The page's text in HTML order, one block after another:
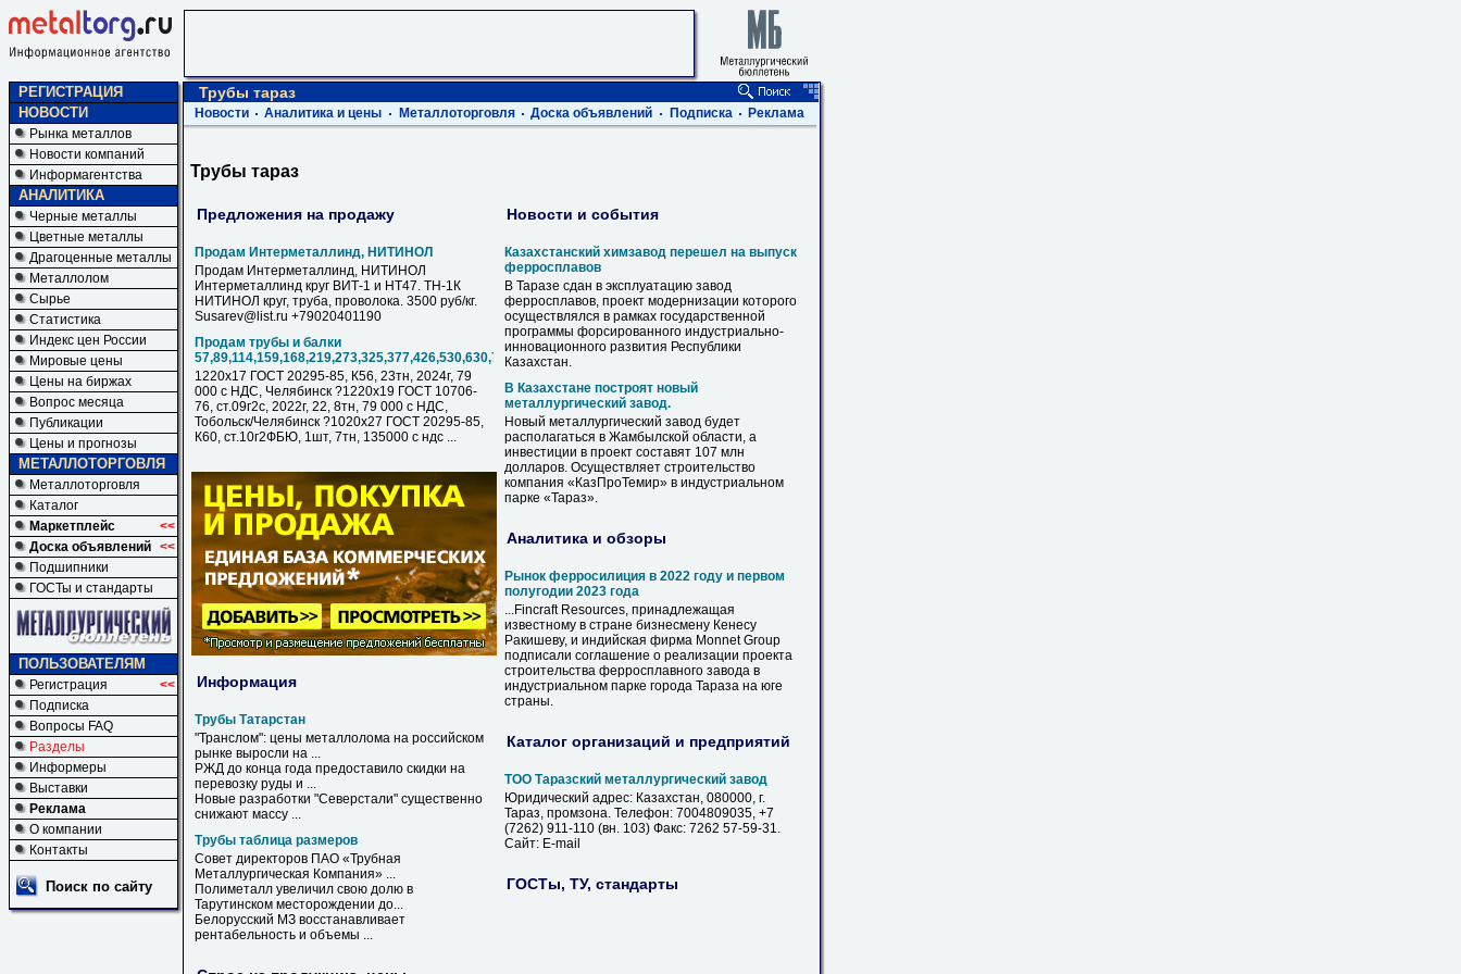
РЕГИСТРАЦИЯ
НОВОСТИ
Рынка металлов
Новости компаний
Информагентства
АНАЛИТИКА
Черные металлы
Цветные металлы
Драгоценные металлы
Металлолом
Сырье
Статистика
Индекс цен России
Мировые цены
Цены на биржах
Вопрос месяца
Публикации
Цены и прогнозы
МЕТАЛЛОТОРГОВЛЯ
Металлоторговля
Каталог
Маркетплейс
<<
Доска объявлений <<
Подшипники
ГОСТы и стандарты
ПОЛЬЗОВАТЕЛЯМ
Регистрация
<<
Подписка
Вопросы FAQ
Разделы
Информеры
Выставки
Реклама
О компании
Контакты
Поиск по сайту
Трубы тараз
Новости Аналитика и цены Металлоторговля Доска объявлений Подписка Реклама
Трубы тараз
Предложения на продажу
Продам Интерметаллинд, НИТИНОЛ
Продам Интерметаллинд, НИТИНОЛ
Интерметаллинд круг ВИТ-1 и НТ47. ТН-1К
НИТИНОЛ круг, труба, проволока. 3500 руб/кг.
Susarev@list.ru +79020401190
Продам трубы и балки
57,89,114,159,168,219,273,325,377,426,530,630,720,820,1020,1220,1420
1220х17 ГОСТ 20295-85, К56, 23тн, 2024г, 79
000 с НДC, Челябинск ?1220х19 ГОСТ 10706-
76, ст.09г2с, 2022г, 22, 8тн, 79 000 с НДC,
Тобольск/Челябинск ?1020х27 ГОСТ 20295-85,
К60, ст.10г2ФБЮ, 1шт, 7тн, 135000 с ндс ...
Информация
Трубы Татарстан
"Транслом": цены металлолома на российском
рынке выросли на ...
РЖД до конца года предоставило скидки на
перевозку руды и ...
Новые разработки "Северстали" существенно
снижают массу ...
Трубы таблица размеров
Совет директоров ПАО «Трубная
Металлургическая Компания» ...
Полиметалл увеличил свою долю в
Тарутинском месторождении до...
Белорусский МЗ восстанавливает
рентабельность и объемы ...
Новости и события
Казахстанский химзавод перешел на выпуск
ферросплавов
В Таразе сдан в эксплуатацию завод
ферросплавов, проект модернизации которого
осуществлялся в рамках государственной
программы форсированного индустриально-
инновационного развития Республики
Казахстан.
В Казахстане построят новый
металлургический завод.
Новый металлургический завод будет
располагаться в Жамбылской области, а
инвестиции в проект составят 107 млн
долларов. Осуществляет строительство
компания «КазПроТемир» в индустриальном
парке «Тараз».
Аналитика и обзоры
Рынок ферросилиция в 2022 году и первом
полугодии 2023 года
...Fincraft Resources, принадлежащая
известному в стране бизнесмену Кенесу
Ракишеву, и индийская фирма Monnet Group
подписали соглашение о реализации проекта
строительства ферросплавного завода в
индустриальном парке города Тараза на юге
страны.
Каталог организаций и предприятий
ТОО Таразский металлургический завод
Юридический адрес: Казахстан, 080000, г.
Тараз, промзона. Телефон: 7004809035, +7
(7262) 911-110 (вн. 103) Факс: 7262 57-59-31.
Сайт: E-mail
ГОСТы, ТУ, стандарты